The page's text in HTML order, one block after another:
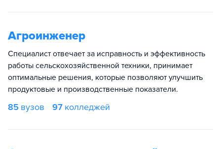
Агроинженер
Специалист отвечает за исправность и эффективность
работы сельскохозяйственной техники, принимает
оптимальные решения, которые позволяют улучшить
продуктовые и производственные показатели.
85 вузов 97 колледжей